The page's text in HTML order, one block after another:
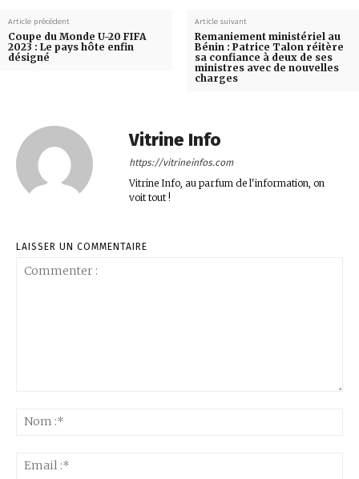
Article précédent
Coupe du Monde U-20 FIFA
2023 : Le pays hôte enfin
désigné
Article suivant
Remaniement ministériel au
Bénin : Patrice Talon réitère
sa confiance à deux de ses
ministres avec de nouvelles
charges
Vitrine Info
https://vitrineinfos.com
Vitrine Info, au parfum de l'information, on
voit tout !
LAISSER UN COMMENTAIRE